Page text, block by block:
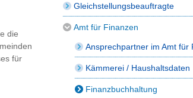
die
für
Gleichstellungsbeauftragte
Amt für Finanzen
Ansprechpartner im Amt für
Kämmerei / Haushaltsdaten
Finanzbuchhaltung